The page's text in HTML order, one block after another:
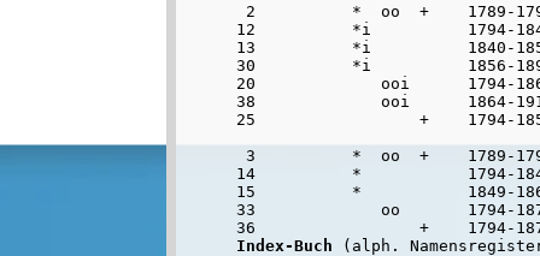
2          *  oo  +    1789-
12          *i          1794-1840
13          *i          1840-1856
30          *i          1856-1892
20             ooi      1794-1863
38             ooi
25                 +    1794-
3          *  oo  +    1789-1793
14          *           1794-1848
15          *           1849-1866
33             oo
36                 +
Index-Buch (alph.